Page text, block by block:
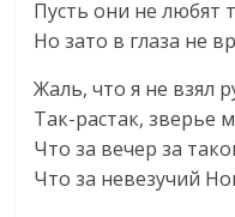
Пусть они не любят
Но зато в глаза не
Жаль, что я не взял
Так-растак, зверье
Что за вечер за
Что за невезучий